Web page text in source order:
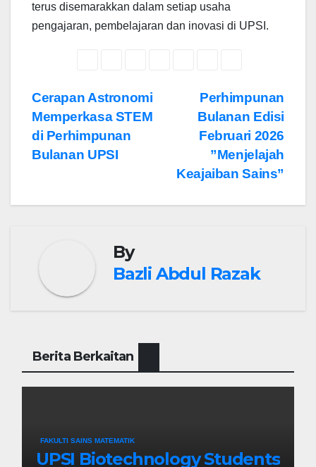
terus disemarakkan dalam setiap usaha
pengajaran, pembelajaran dan inovasi di UPSI.
Navigasi
kiriman
Perhimpunan
Bulanan Edisi
Februari 2026
”Menjelajah
Keajaiban Sains”
Cerapan Astronomi
Memperkasa STEM
di Perhimpunan
Bulanan UPSI
By
Bazli Abdul Razak
Berita Berkaitan
FAKULTI SAINS MATEMATIK
UPSI Biotechnology Students